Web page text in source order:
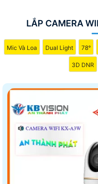
LẮP CAMERA
Mic Và Loa Dual Light 78°
3D DNR